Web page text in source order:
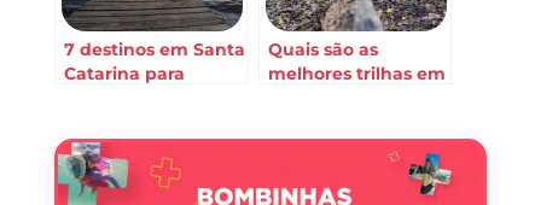
7 destinos em Santa
Catarina para
surpreender)
Quais são as
melhores trilhas em